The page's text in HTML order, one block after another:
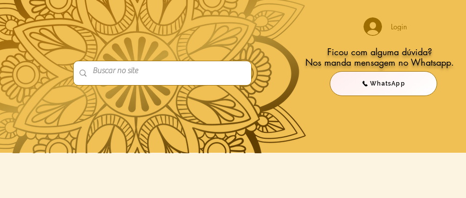
Login
Ficou com alguma dúvida?
Nos manda mensagem no Whatsapp.
WhatsApp